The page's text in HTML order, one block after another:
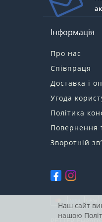
Інформація
Про нас
Співпраця
Доставка і
Угода
Політика
Повернення
Зворотній
Наш сайт
нашою